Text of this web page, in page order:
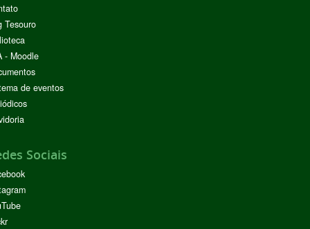
Tesouro
- Moodle
de eventos
Sociais